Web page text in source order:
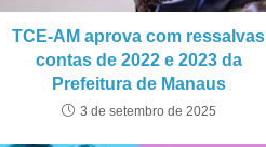
TCE-AM aprova com ressalvas
contas de 2022 e 2023 da
Prefeitura de Manaus
3 de setembro de 2025